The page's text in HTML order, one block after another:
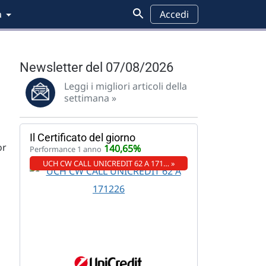
Accedi
Newsletter del 07/08/2026
Leggi i migliori articoli della
settimana »
Il Certificato del giorno
Performance 1 anno 140,65%
UCH CW CALL UNICREDIT 62 A 171… »